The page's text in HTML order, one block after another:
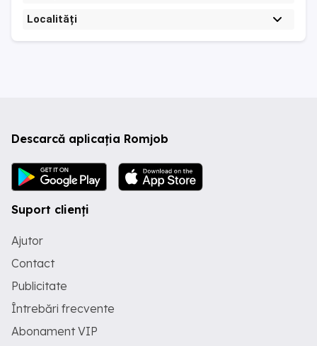
Localități
Descarcă aplicația Romjob
Suport clienți
Ajutor
Contact
Publicitate
Întrebări frecvente
Abonament VIP